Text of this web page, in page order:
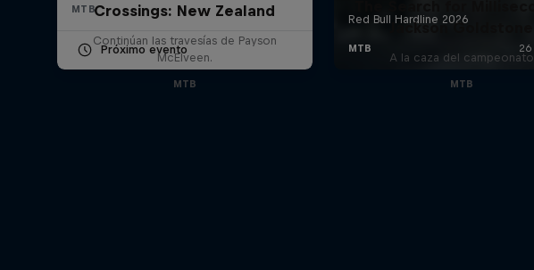
MTB
Próximo evento
Crossings: New Zealand
Continúan las travesías de Payson
McElveen.
MTB
Jackson Goldstone
A la caza del campeonato
MTB